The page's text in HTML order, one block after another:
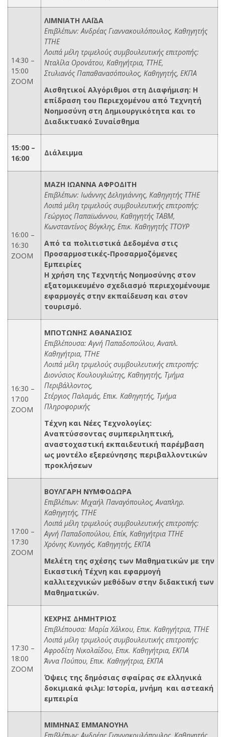
14:30 –
15:00
ΖΟΟΜ
ΛΙΜΝΙΑΤΗ ΛΑΪΔΑ
Επιβλέπων: Ανδρέας Γιαννακουλόπουλος, Καθηγητής
ΤΤΗΕ
Λοιπά μέλη τριμελούς συμβουλευτικής επιτροπής:
Νταλίλα Ορονάτου, Καθηγήτρια, ΤΤΗΕ,
Στυλιανός Παπαθανασόπουλος, Καθηγητής, ΕΚΠΑ
Αισθητικοί Αλγόριθμοι στη Διαφήμιση: Η
επίδραση του Περιεχομένου από Τεχνητή
Νοημοσύνη στη Δημιουργικότητα και το
Διαδικτυακό Συναίσθημα
15:00 –
16:00
Διάλειμμα
16:00 –
16:30
ΖΟΟΜ
ΜΑΖΗ ΙΩΑΝΝΑ ΑΦΡΟΔΙΤΗ
Επιβλέπων: Ιωάννης Δεληγιάννης, Καθηγητής ΤΤΗΕ
Λοιπά μέλη τριμελούς συμβουλευτικής επιτροπής:
Γεώργιος Παπαϊωάννου, Καθηγητής ΤΑΒΜ,
Κωνσταντίνος Βόγκλης, Επικ. Καθηγητής ΤΤΟΥΡ
Από τα πολιτιστικά Δεδομένα στις
Προσαρμοστικές-Προσαρμοζόμενες
Εμπειρίες
Η χρήση της Τεχνητής Νοημοσύνης στον
εξατομικευμένο σχεδιασμό περιεχομένουμε
εφαρμογές στην εκπαίδευση και στον
τουρισμό.
16:30 –
17:00
ZOOM
ΜΠΟΤΩΝΗΣ ΑΘΑΝΑΣΙΟΣ
Επιβλέπουσα: Αγνή Παπαδοπούλου, Αναπλ.
Καθηγήτρια, ΤΤHE
Λοιπά μέλη τριμελούς συμβουλευτικής επιτροπής:
Διονύσιος Κουλουγλιώτης, Καθηγητής, Τμήμα
Περιβάλλοντος,
Στέργιος Παλαμάς, Επικ. Καθηγητής, Τμήμα
Πληροφορικής
Τέχνη και Νέες Τεχνολογίες:
Αναπτύσσοντας συμπεριληπτική,
αναστοχαστική εκπαιδευτική παρέμβαση
ως μοντέλο εξερεύνησης περιβαλλοντικών
προκλήσεων
17:00 –
17:30
ZOOM
ΒΟΥΛΓΑΡΗ ΝΥΜΦΟΔΩΡΑ
Επιβλέπων: Μιχαήλ Παναγόπουλος, Αναπληρ.
Καθηγητής, ΤΤΗΕ
Λοιπά μέλη τριμελούς συμβουλευτικής επιτροπής:
Αγνή Παπαδοπούλου, Επίκ, Καθηγήτρια ΤΤΗΕ
Χρόνης Κυνηγός, Καθηγητής, ΕΚΠΑ
Μελέτη της σχέσης των Μαθηματικών με την
Εικαστική Τέχνη και εφαρμογή
καλλιτεχνικών μεθόδων στην διδακτική των
Μαθηματικών.
17:30 –
18:00
ZOOM
ΚΕΧΡΗΣ ΔΗΜΗΤΡΙΟΣ
Επιβλέπουσα: Μαρία Χάλκου, Επικ. Καθηγήτρια, ΤΤΗΕ
Λοιπά μέλη τριμελούς συμβουλευτικής επιτροπής:
Αφροδίτη Νικολαΐδου, Επικ. Καθηγήτρια, ΕΚΠΑ
Άννα Πούπου, Επικ. Καθηγήτρια, ΕΚΠΑ
Όψεις της δημόσιας σφαίρας σε ελληνικά
δοκιμιακά φιλμ: Ιστορία, μνήμη και αστεακή
εμπειρία
ΜΙΜΗΝΑΣ ΕΜΜΑΝΟΥΗΛ